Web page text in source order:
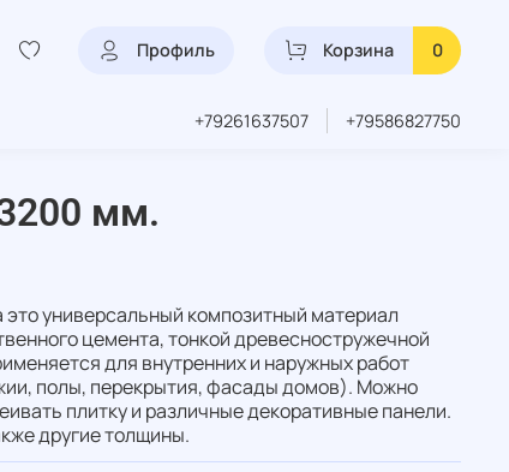
Профиль Корзина 0
+79261637507 +79586827750
мм.
универсальный композитный материал
цемента, тонкой древесностружечной
для внутренних и наружных работ
полы, перекрытия, фасады домов). Можно
плитку и различные декоративные панели.
другие толщины.